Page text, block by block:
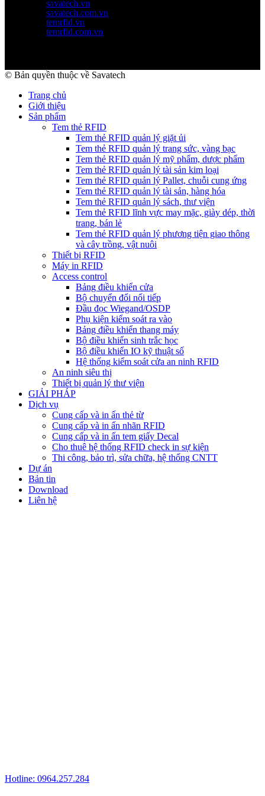
savatech.vn
savatech.com.vn
temrfid.vn
temrfid.com.vn
© Bản quyền thuộc về Savatech
Trang chủ
Giới thiệu
Sản phẩm
Tem thẻ RFID
Tem thẻ RFID quản lý giặt ủi
Tem thẻ RFID quản lý trang sức, vàng bạc
Tem thẻ RFID quản lý mỹ phẩm, dược phẩm
Tem thẻ RFID quản lý tài sản kim loại
Tem thẻ RFID quản lý Pallet, chuỗi cung ứng
Tem thẻ RFID quản lý tài sản, hàng hóa
Tem thẻ RFID quản lý sách, thư viện
Tem thẻ RFID lĩnh vực may mặc, giày dép, thời
trang, bán lẻ
Tem thẻ RFID quản lý phương tiện giao thông
và cây trồng, vật nuôi
Thiết bị RFID
Máy in RFID
Access control
Bảng điều khiển cửa
Bộ chuyển đổi nối tiếp
Đầu đọc Wiegand/OSDP
Phụ kiện kiểm soát ra vào
Bảng điều khiển thang máy
Bộ điều khiển sinh trắc học
Bộ điều khiển IO kỹ thuật số
Hệ thống kiểm soát cửa an ninh RFID
An ninh siêu thị
Thiết bị quản lý thư viện
GIẢI PHÁP
Dịch vụ
Cung cấp và in ấn thẻ từ
Cung cấp và in ấn nhãn RFID
Cung cấp và in ấn tem giấy Decal
Cho thuê hệ thống RFID check in sự kiện
Thi công, bảo trì, sửa chữa, hệ thống CNTT
Dự án
Bản tin
Download
Liên hệ
Hotline: 0964.257.284